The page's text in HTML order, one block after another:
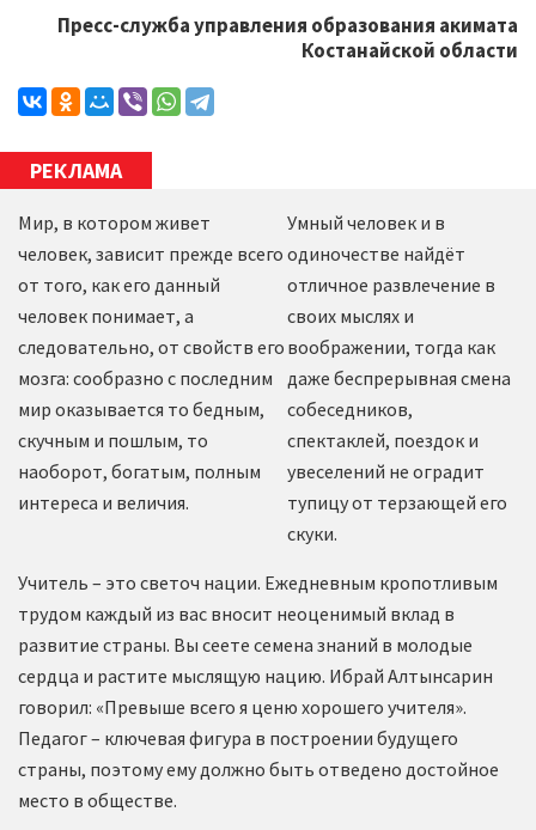
Пресс-служба управления образования акимата
Костанайской области
РЕКЛАМА
Мир, в котором живет
человек, зависит прежде всего
от того, как его данный
человек понимает, а
следовательно, от свойств его
мозга: сообразно с последним
мир оказывается то бедным,
скучным и пошлым, то
наоборот, богатым, полным
интереса и величия.
Умный человек и в
одиночестве найдёт
отличное развлечение в
своих мыслях и
воображении, тогда как
даже беспрерывная смена
собеседников,
спектаклей, поездок и
увеселений не оградит
тупицу от терзающей его
скуки.
Учитель – это светоч нации. Ежедневным кропотливым
трудом каждый из вас вносит неоценимый вклад в
развитие страны. Вы сеете семена знаний в молодые
сердца и растите мыслящую нацию. Ибрай Алтынсарин
говорил: «Превыше всего я ценю хорошего учителя».
Педагог – ключевая фигура в построении будущего
страны, поэтому ему должно быть отведено достойное
место в обществе.